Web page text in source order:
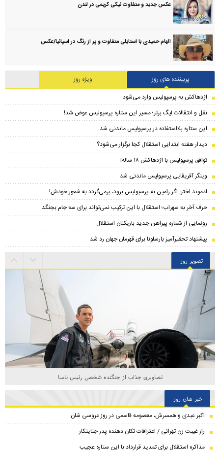
عکس جدید و متفاوت نیکی کریمی در لندن
الهام حمیدی با استایلی متفاوت و پر از رنگ در اسپانیا/عکس
پربیننده های روز
ویژه روز
اژدهاکش به پرسپولیس وارد می‌شود
نقل و انتقالات لیگ برتر؛ مسیر این ستاره پرسپولیس عوض شد!
این ستاره بلااستفاده در پرسپولیس ماندنی شد
دیدار هفته ابتدایی استقلال کجا برگزار می‌شود؟
توافق پرسپولیس با اژدهاکش ۱۸ ساله!
وینگر آفریقایی پرسپولیس ماندنی شد
ادموند اختر: اگر رامین به پرسپولیس برود، برمی‌گردد به شعور خودش!
حرف آخر به سهراب؛ استقلال با این ترکیب نمی‌تواند برای سه جام بجنگد
رونمایی از شماره پیراهن جدید بازیکنان استقلال
پیشنهاد تحقیرآمیز بارسلونا برای قهرمان جهان رد شد
تصویر روز
تصاویری جذاب از جنگنده شخصی رئیس ناسا
خبر های روز
اکبر عبدی و همسرش، معصومه قاسمی در روز عروسی شان
راز غیبت زن تهرانی / اعترافات تکان دهنده پدر جنایتکار
مذاکره استقلال برای تمدید قرارداد با این ستاره عجیب